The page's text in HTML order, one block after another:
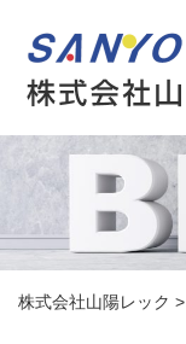
株式会社山陽レック >